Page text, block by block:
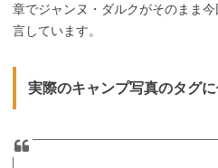
章でジャンヌ・ダルクがそのまま
言しています。
実際のキャンプ写真のタグ